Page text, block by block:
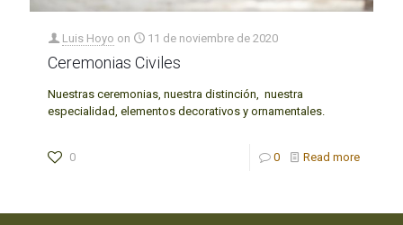
Luis Hoyo on 11 de noviembre de 2020
Ceremonias Civiles
Nuestras ceremonias, nuestra distinción, nuestra
especialidad, elementos decorativos y ornamentales.
0 0 Read more